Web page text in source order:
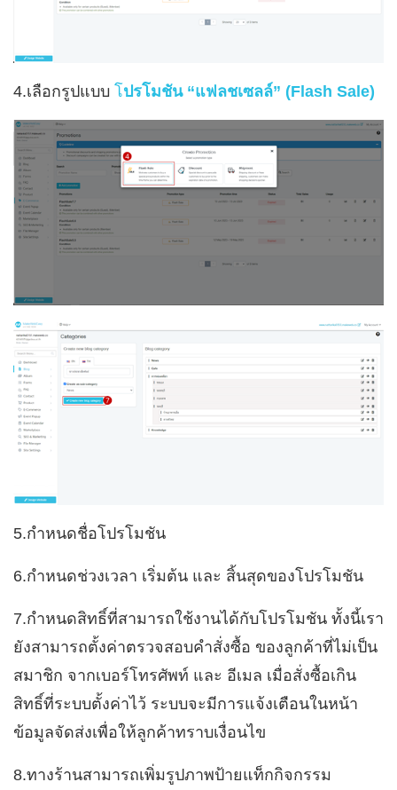
4.เลือกรูปแบบ โปรโมชัน “แฟลชเซลล์” (Flash Sale)
5.กำหนดชื่อโปรโมชัน
6.กำหนดช่วงเวลา เริ่มต้น และ สิ้นสุดของโปรโมชัน
7.กำหนดสิทธิ์ที่สามารถใช้งานได้กับโปรโมชัน ทั้งนี้เรา
ยังสามารถตั้งค่าตรวจสอบคำสั่งซื้อ ของลูกค้าที่ไม่เป็น
สมาชิก จากเบอร์โทรศัพท์ และ อีเมล เมื่อสั่งซื้อเกิน
สิทธิ์ที่ระบบตั้งค่าไว้ ระบบจะมีการแจ้งเตือนในหน้า
ข้อมูลจัดส่งเพื่อให้ลูกค้าทราบเงื่อนไข
8.ทางร้านสามารถเพิ่มรูปภาพป้ายแท็กกิจกรรม